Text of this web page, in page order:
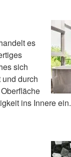
es
sich
durch
ins Innere ein.